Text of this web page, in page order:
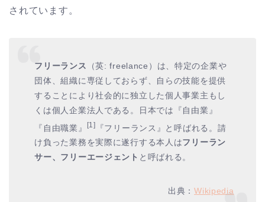
されています。
フリーランス （英:freelance ）は、特定の企業や
団体、組織に専従しておらず、自らの技能を提供
することにより社会的に独立した個人事業主もし
くは個人企業法人である。日本では『自由業』
『自由職業』
[1]
『フリーランス』と呼ばれる。請
け負った業務を実際に遂行する本人はフリーラン
サー、フリーエージェント と呼ばれる。
出典：Wikipedia